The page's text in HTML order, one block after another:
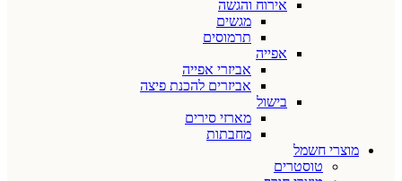
אירוח והגשה
מגשים
תרמוסים
אפייה
אביזרי אפייה
אביזרים להכנת פיצה
בישול
מארזי סירים
מחבתות
מוצרי חשמל
טוסטרים